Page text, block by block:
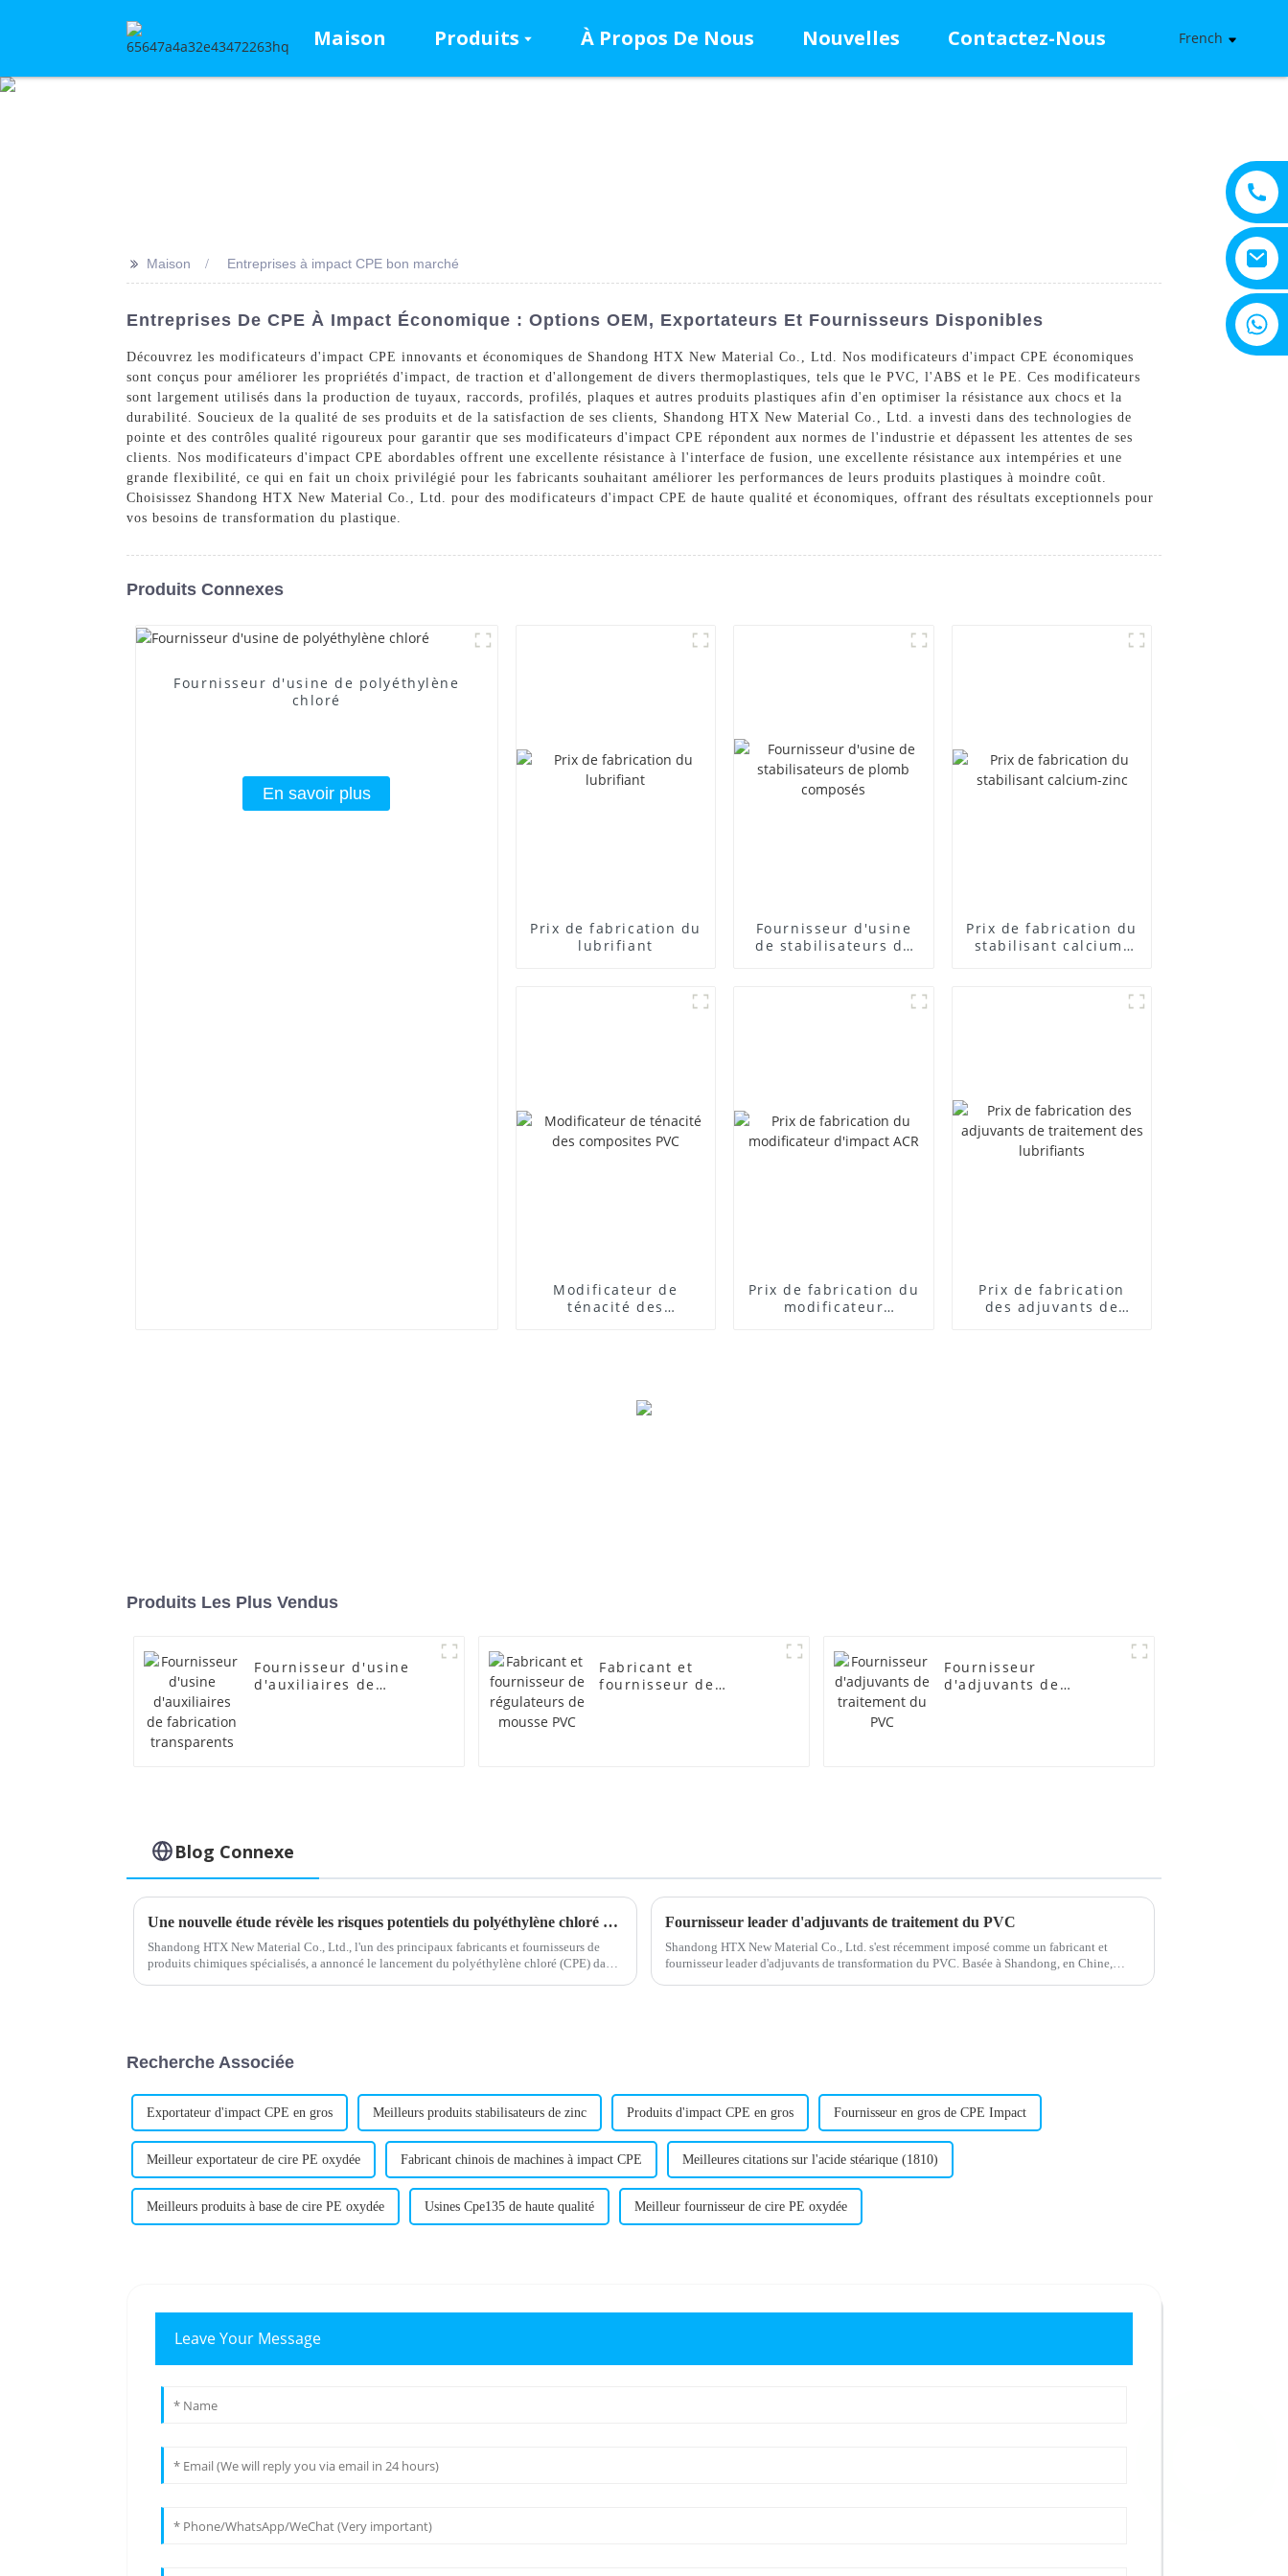
Maison Produits À Propos De Nous Nouvelles Contactez-Nous French
>> Maison Entreprises à impact CPE bon marché
Entreprises De CPE À Impact Économique : Options OEM, Exportateurs Et Fournisseurs Disponibles
Découvrez les modificateurs d'impact CPE innovants et économiques de Shandong HTX New Material Co., Ltd. Nos modificateurs d'impact CPE économiques
sont conçus pour améliorer les propriétés d'impact, de traction et d'allongement de divers thermoplastiques, tels que le PVC, l'ABS et le PE. Ces modificateurs
sont largement utilisés dans la production de tuyaux, raccords, profilés, plaques et autres produits plastiques afin d'en optimiser la résistance aux chocs et la
durabilité. Soucieux de la qualité de ses produits et de la satisfaction de ses clients, Shandong HTX New Material Co., Ltd. a investi dans des technologies de
pointe et des contrôles qualité rigoureux pour garantir que ses modificateurs d'impact CPE répondent aux normes de l'industrie et dépassent les attentes de ses
clients. Nos modificateurs d'impact CPE abordables offrent une excellente résistance à l'interface de fusion, une excellente résistance aux intempéries et une
grande flexibilité, ce qui en fait un choix privilégié pour les fabricants souhaitant améliorer les performances de leurs produits plastiques à moindre coût.
Choisissez Shandong HTX New Material Co., Ltd. pour des modificateurs d'impact CPE de haute qualité et économiques, offrant des résultats exceptionnels pour
vos besoins de transformation du plastique.
Produits Connexes
Fournisseur d'usine de polyéthylène
chloré
En savoir plus
Prix ​​de fabrication du
lubrifiant
Fournisseur d'usine
de stabilisateurs de
Prix ​​de fabrication du
stabilisant calcium-
Modificateur de
ténacité des
Prix ​​de fabrication du
modificateur
Prix ​​de fabrication
des adjuvants de
Produits Les Plus Vendus
Fournisseur d'usine
d'auxiliaires de
Fabricant et
fournisseur de
Fournisseur
d'adjuvants de
Blog Connexe
Une nouvelle étude révèle les risques potentiels du polyéthylène chloré pour la santé
Shandong HTX New Material Co., Ltd., l'un des principaux fabricants et fournisseurs de
produits chimiques spécialisés, a annoncé le lancement du polyéthylène chloré (CPE) dans
Fournisseur leader d'adjuvants de traitement du PVC
Shandong HTX New Material Co., Ltd. s'est récemment imposé comme un fabricant et
fournisseur leader d'adjuvants de transformation du PVC. Basée à Shandong, en Chine,
Recherche Associée
Exportateur d'impact CPE en gros Meilleurs produits stabilisateurs de zinc Produits d'impact CPE en gros Fournisseur en gros de CPE Impact
Meilleur exportateur de cire PE oxydée Fabricant chinois de machines à impact CPE Meilleures citations sur l'acide stéarique (1810)
Meilleurs produits à base de cire PE oxydée Usines Cpe135 de haute qualité Meilleur fournisseur de cire PE oxydée
Leave Your Message